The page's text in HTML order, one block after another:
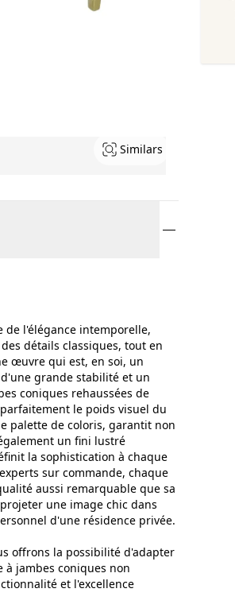
Similars
de l'élégance intemporelle,
détails classiques, tout en
œuvre qui est, en soi, un
grande stabilité et un
coniques rehaussées de
le poids visuel du
palette de coloris, garantit non
un fini lustré
la sophistication à chaque
sur commande, chaque
aussi remarquable que sa
une image chic dans
d'une résidence privée.
offrons la possibilité d'adapter
jambes coniques non
et l'excellence